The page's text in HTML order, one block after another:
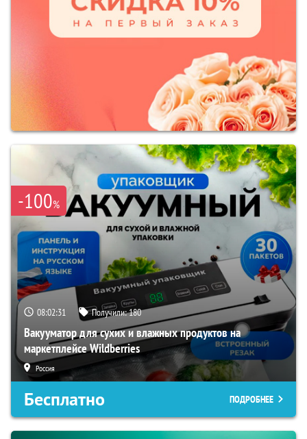
-100%
08:02:30 Получили:180
Вакууматор для сухих и влажных продуктов на
маркетплейсе Wildberries
Россия
Бесплатно ПОДРОБНЕЕ